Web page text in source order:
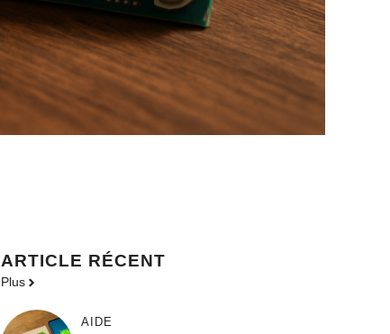
ARTICLE RÉCENT
Plus
AIDE